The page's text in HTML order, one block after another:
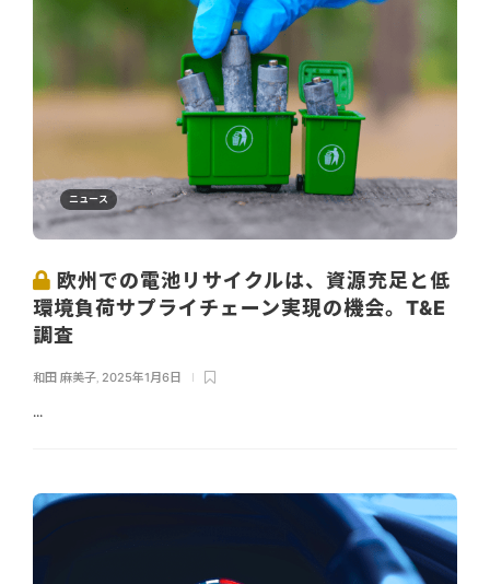
ニュース
欧州での電池リサイクルは、資源充足と低
環境負荷サプライチェーン実現の機会。T&E
調査
和田 麻美子 2025年1月6日
...